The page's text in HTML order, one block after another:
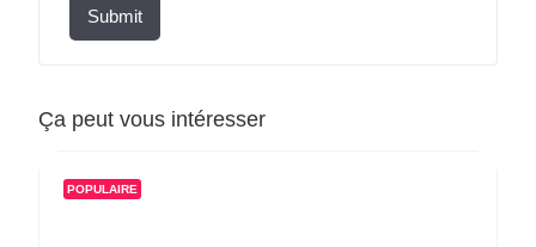
Submit
Ça peut vous intéresser
POPULAIRE